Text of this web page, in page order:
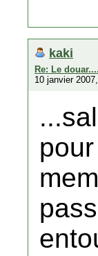
kaki
Re: Le douar....
10 janvier